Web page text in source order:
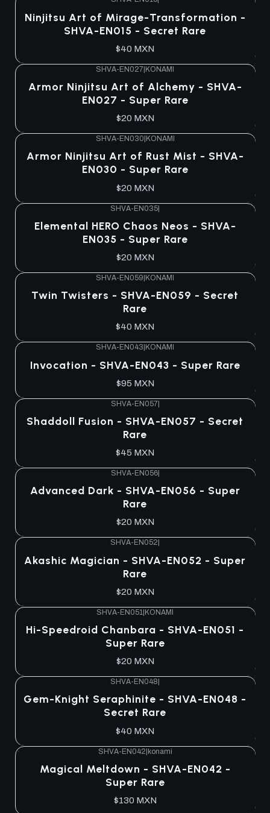
Ninjitsu Art of Mirage-Transformation -
SHVA-EN015 - Secret Rare
$40 MXN
SHVA-EN027|KONAMI
Armor Ninjitsu Art of Alchemy - SHVA-
EN027 - Super Rare
$20 MXN
SHVA-EN030 KONAMI
Armor Ninjitsu Art of Rust Mist - SHVA-
EN030 - Super Rare
$20 MXN
SHVA-EN035|
Elemental HERO Chaos Neos - SHVA-
EN035 - Super Rare
$20 MXN
SHVA-EN059 KONAMI
Twin Twisters - SHVA-EN059 - Secret
Rare
$40 MXN
SHVA-EN043 KONAMI
Invocation - SHVA-EN043 - Super Rare
$95 MXN
SHVA-EN057|
Shaddoll Fusion - SHVA-EN057 - Secret
Rare
$45 MXN
SHVA-EN056|
Advanced Dark - SHVA-EN056 - Super
Rare
$20 MXN
SHVA-EN052
Akashic Magician - SHVA-EN052 - Super
Rare
$20 MXN
SHVA-EN051|KONAMI
Hi-Speedroid Chanbara - SHVA-EN051 -
Super Rare
$20 MXN
SHVA-EN048
Gem-Knight Seraphinite - SHVA-EN048 -
Secret Rare
$40 MXN
SHVA-EN042|konami
Magical Meltdown - SHVA-EN042 -
Super Rare
$130 MXN